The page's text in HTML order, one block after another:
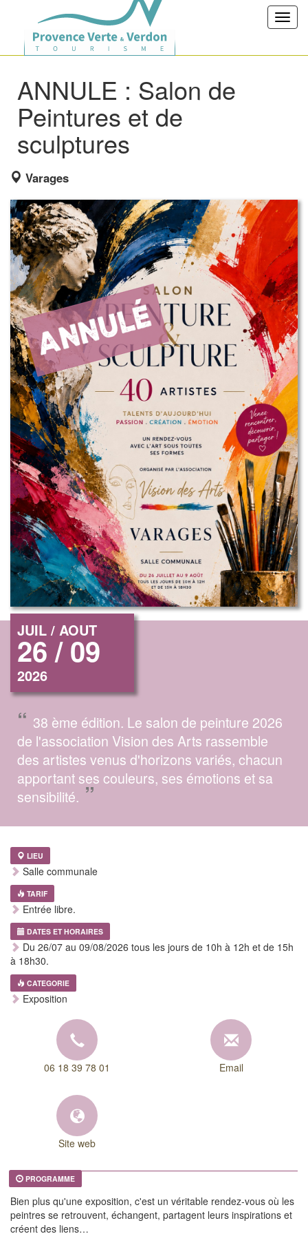
ANNULE : Salon de
Peintures et de
sculptures
Varages
JUIL / AOUT
26 / 09
2026
“ 38 ème édition. Le salon de peinture 2026
de l'association Vision des Arts rassemble
des artistes venus d'horizons variés, chacun
apportant ses couleurs, ses émotions et sa
sensibilité. ”
LIEU
Salle communale
TARIF
Entrée libre.
DATES ET HORAIRES
Du 26/07 au 09/08/2026 tous les jours de 10h à 12h et de 15h
à 18h30.
CATEGORIE
Exposition
06 18 39 78 01 Email
Site web
PROGRAMME
Bien plus qu'une exposition, c'est un véritable rendez-vous où les
peintres se retrouvent, échangent, partagent leurs inspirations et
créent des liens…